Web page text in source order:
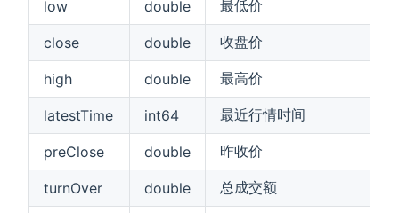
low double 最低价
close double 收盘价
high double 最高价
latestTime int64 最近行情时间
preClose double 昨收价
turnOver double 总成交额